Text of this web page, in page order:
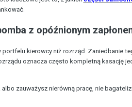
z opóźnionym
kierowcy niż rozrząd. Zaniedbanie
oznacza często kompletną kasację
zauważysz nierówną pracę, nie